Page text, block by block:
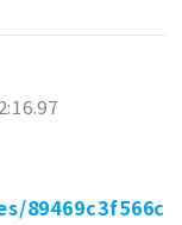
89469c3f566c